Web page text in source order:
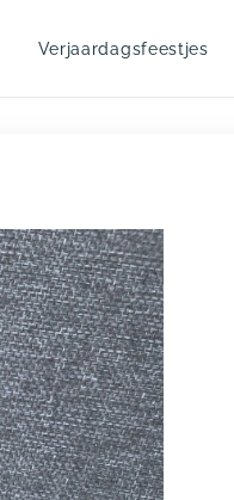
Verjaardagsfeestjes